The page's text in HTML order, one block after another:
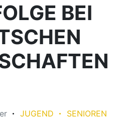
BEI
JUGEND SENIOREN